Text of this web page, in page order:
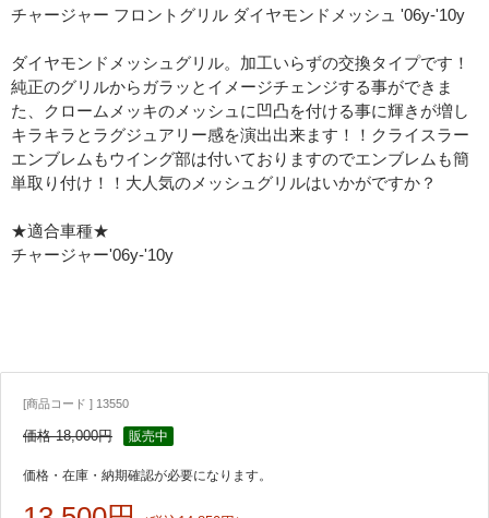
チャージャー フロントグリル ダイヤモンドメッシュ '06y-'10y
ダイヤモンドメッシュグリル。加工いらずの交換タイプです！
純正のグリルからガラッとイメージチェンジする事ができま
た、クロームメッキのメッシュに凹凸を付ける事に輝きが増し
キラキラとラグジュアリー感を演出出来ます！！クライスラー
エンブレムもウイング部は付いておりますのでエンブレムも簡
単取り付け！！大人気のメッシュグリルはいかがですか？
★適合車種★
チャージャー'06y-'10y
[商品コード ] 13550
価格 18,000円 販売中
価格・在庫・納期確認が必要になります。